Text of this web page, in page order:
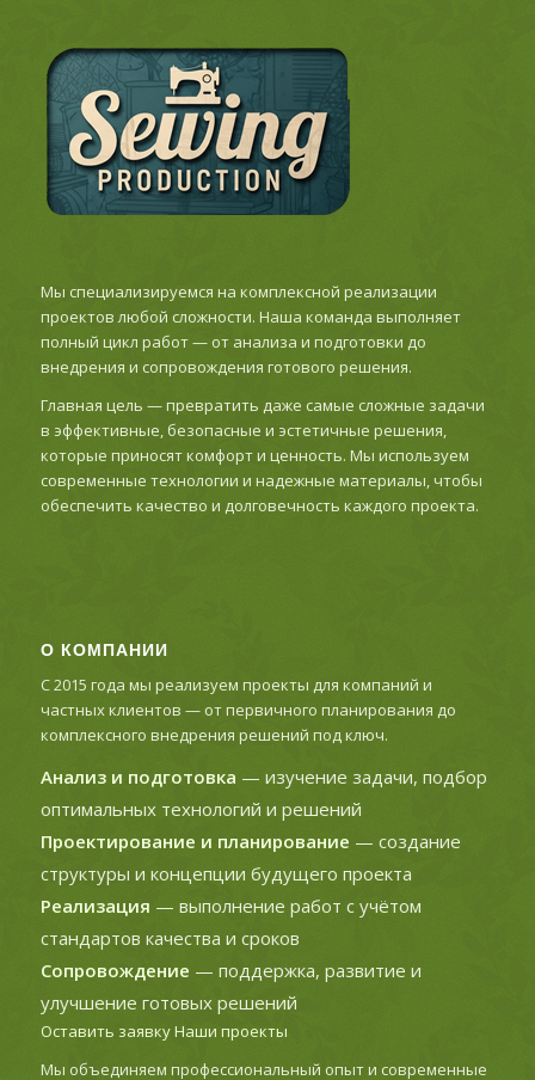
Мы специализируемся на комплексной реализации
проектов любой сложности. Наша команда выполняет
полный цикл работ — от анализа и подготовки до
внедрения и сопровождения готового решения.
Главная цель — превратить даже самые сложные задачи
в эффективные, безопасные и эстетичные решения,
которые приносят комфорт и ценность. Мы используем
современные технологии и надежные материалы, чтобы
обеспечить качество и долговечность каждого проекта.
О КОМПАНИИ
С 2015 года мы реализуем проекты для компаний и
частных клиентов — от первичного планирования до
комплексного внедрения решений под ключ.
Анализ и подготовка — изучение задачи, подбор
оптимальных технологий и решений
Проектирование и планирование — создание
структуры и концепции будущего проекта
Реализация — выполнение работ с учётом
стандартов качества и сроков
Сопровождение — поддержка, развитие и
улучшение готовых решений
Оставить заявкуНаши проекты
Мы объединяем профессиональный опыт и современные